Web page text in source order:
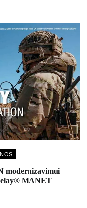
modernizavimui
MANET